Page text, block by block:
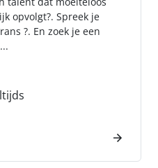
opvolgt?. Spreek je
?. En zoek je een